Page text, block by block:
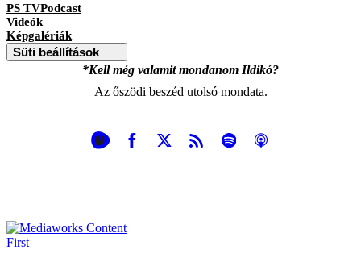
PS TVPodcast
Videók
Képgalériák
Süti beállítások
*Kell még valamit mondanom Ildikó?
Az őszödi beszéd utolsó mondata.